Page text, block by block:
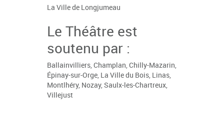
La Ville de Longjumeau
Le Théâtre est
soutenu par :
Ballainvilliers,Champlan,Chilly-Mazarin,
Épinay-sur-Orge, La Ville du Bois, Linas,
Montlhéry, Nozay,Saulx-les-Chartreux,
Villejust